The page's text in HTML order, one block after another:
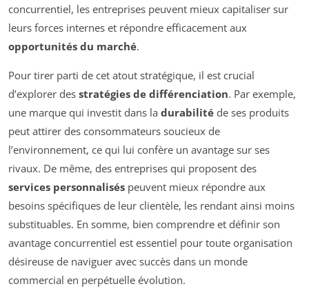
concurrentiel, les entreprises peuvent mieux capitaliser sur
leurs forces internes et répondre efficacement aux
opportunités du marché.
Pour tirer parti de cet atout stratégique, il est crucial
d’explorer des stratégies de différenciation. Par exemple,
une marque qui investit dans la durabilité de ses produits
peut attirer des consommateurs soucieux de
l’environnement, ce qui lui confère un avantage sur ses
rivaux. De même, des entreprises qui proposent des
services personnalisés peuvent mieux répondre aux
besoins spécifiques de leur clientèle, les rendant ainsi moins
substituables. En somme, bien comprendre et définir son
avantage concurrentiel est essentiel pour toute organisation
désireuse de naviguer avec succès dans un monde
commercial en perpétuelle évolution.